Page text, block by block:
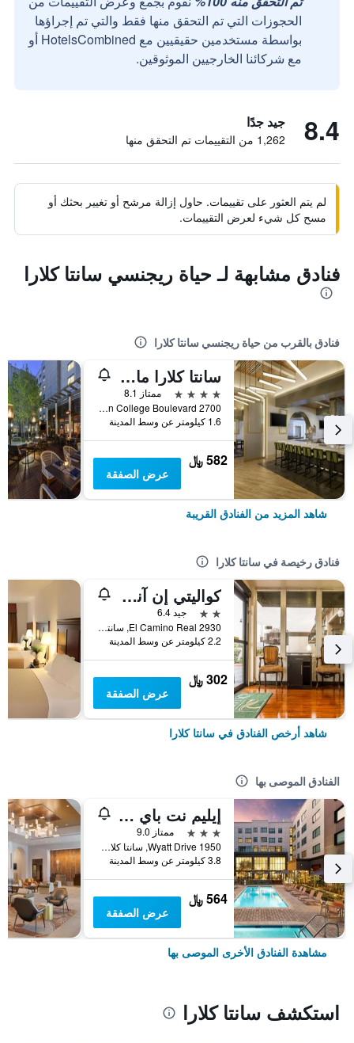
الحجوزات التي تم التحقق منها فقط والتي تم إجراؤها
بواسطة مستخدمين حقيقيين مع HotelsCombined أو
مع شركائنا الخارجيين الموثوقين.
8.4 جيد جدًا
1,262 من التقييمات تم التحقق منها
لم يتم العثور على تقييمات. حاول إزالة مرشح أو تغيير بحثك أو
مسح كل شيء لعرض التقييمات.
فنادق مشابهة لـ حياة ريجنسي سانتا كلارا
فنادق بالقرب من حياة ريجنسي سانتا كلارا
سانتا كلارا ماريوت
4 نجوم
ممتاز 8.1
2700 Mission College Boulevard, سانتا كلارا, CA, الولايات المتحدة الأميريكية
1.6 كيلومتر عن وسط المدينة
582 ﷼
عرض الصفقة
شاهد المزيد من الفنادق القريبة
فنادق رخيصة في سانتا كلارا
كواليتي إن آند سويتس سيليكون فالي
2 نجمتين
جيد 6.4
2930 El Camino Real, سانتا كلارا, CA, الولايات المتحدة الأميريكية
2.2 كيلومتر عن وسط المدينة
302 ﷼
عرض الصفقة
شاهد أرخص الفنادق في سانتا كلارا
الفنادق الموصى بها
إيليم نت باي ماريوت سانتا كلارا
3 نجوم
ممتاز 9.0
1950 Wyatt Drive, سانتا كلارا, CA, الولايات المتحدة الأميريكية
3.8 كيلومتر عن وسط المدينة
564 ﷼
عرض الصفقة
مشاهدة الفنادق الأخرى الموصى بها
استكشف سانتا كلارا